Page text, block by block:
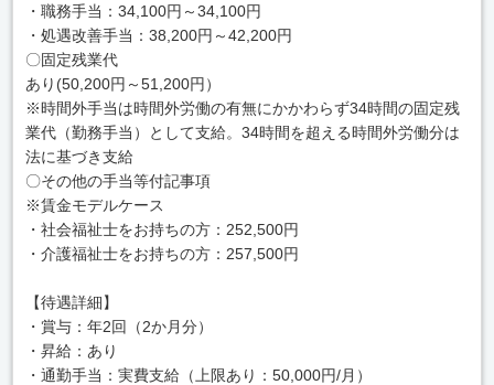
・職務手当：34,100円～34,100円
・処遇改善手当：38,200円～42,200円
〇固定残業代
あり(50,200円～51,200円）
※時間外手当は時間外労働の有無にかかわらず34時間の固定残
業代（勤務手当）として支給。34時間を超える時間外労働分は
法に基づき支給
〇その他の手当等付記事項
※賃金モデルケース
・社会福祉士をお持ちの方：252,500円
・介護福祉士をお持ちの方：257,500円
【待遇詳細】
・賞与：年2回（2か月分）
・昇給：あり
・通勤手当：実費支給（上限あり：50,000円/月）